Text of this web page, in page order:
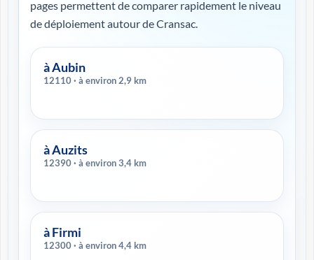
pages permettent de comparer rapidement le niveau
de déploiement autour de Cransac.
à Aubin
12110 · à environ 2,9 km
à Auzits
12390 · à environ 3,4 km
à Firmi
12300 · à environ 4,4 km